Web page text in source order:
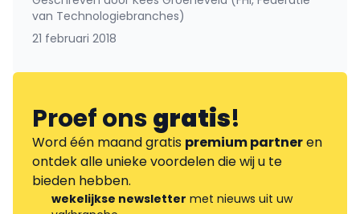
van Technologiebranches)
21 februari 2018
Proef onsgratis!
Word één maand gratis premium partneren
ontdek alle unieke voordelen die wij u te
bieden hebben.
wekelijkse newsletter met nieuws uit uw